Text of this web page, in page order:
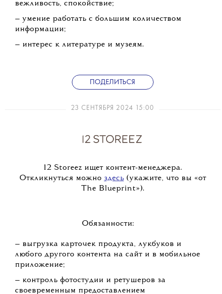
вежливость, спокойствие;
— умение работать с большим количеством
информации;
— интерес к литературе и музеям.
ПОДЕЛИТЬСЯ
23 СЕНТЯБРЯ 2024 15:00
12 Storeez ищет контент-менеджера.
Откликнуться можно здесь(укажите, что вы «от
The Blueprint»).
Обязанности:
— выгрузка карточек продукта, лукбуков и
любого другого контента на сайт и в мобильное
приложение;
— контроль фотостудии и ретушеров за
своевременным предоставлением